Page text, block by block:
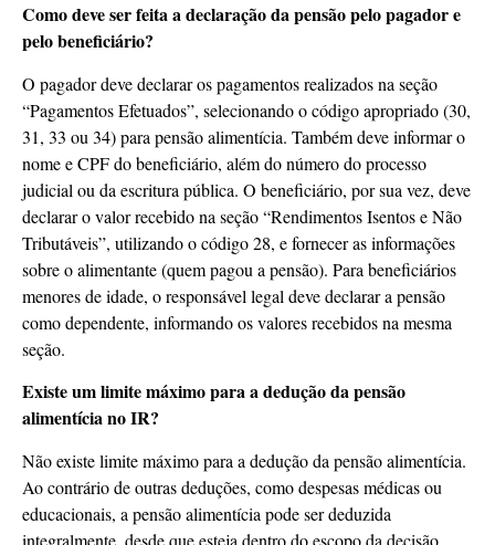
Como deve ser feita a declaração da pensão pelo pagador e
pelo beneficiário?
O pagador deve declarar os pagamentos realizados na seção
“Pagamentos Efetuados”, selecionando o código apropriado (30,
31, 33 ou 34) para pensão alimentícia. Também deve informar o
nome e CPF do beneficiário, além do número do processo
judicial ou da escritura pública. O beneficiário, por sua vez, deve
declarar o valor recebido na seção “Rendimentos Isentos e Não
Tributáveis”, utilizando o código 28, e fornecer as informações
sobre o alimentante (quem pagou a pensão). Para beneficiários
menores de idade, o responsável legal deve declarar a pensão
como dependente, informando os valores recebidos na mesma
seção.
Existe um limite máximo para a dedução da pensão
alimentícia no IR?
Não existe limite máximo para a dedução da pensão alimentícia.
Ao contrário de outras deduções, como despesas médicas ou
educacionais, a pensão alimentícia pode ser deduzida
integralmente, desde que esteja dentro do escopo da decisão